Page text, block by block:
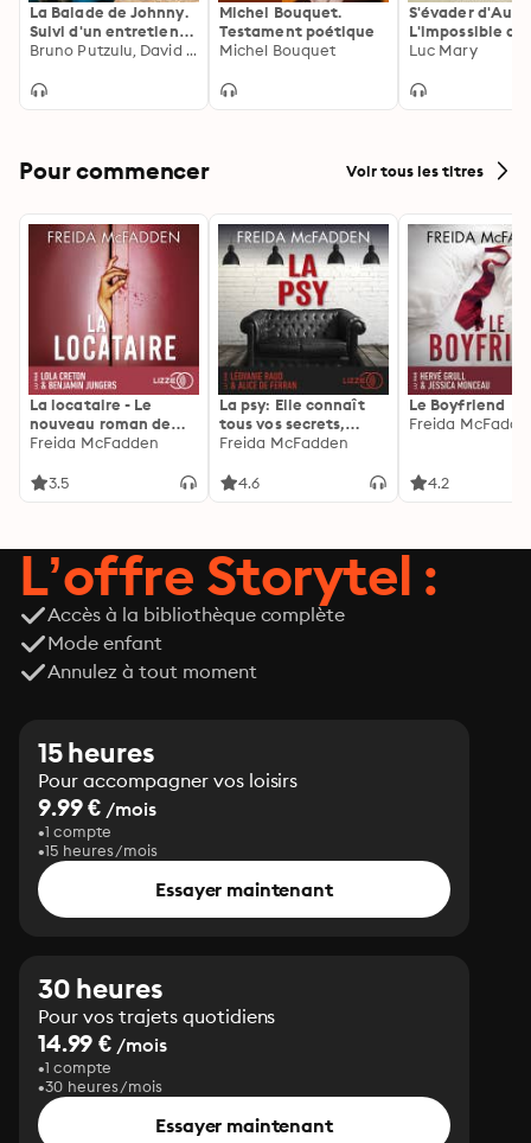
La Balade de Johnny.
Suivi d'un entretien
avec Bruno Putzulu Bruno Putzulu, David Rautureau
Michel Bouquet.
Testament poétique
Michel Bouquet
S'évader
L'impossible
héros oubliés
Luc Mary
Pour commencer Voir tous les titres
La locataire - Le
nouveau roman de
l'autrice de La femme
Freida McFadden
3.5
La psy: Elle connaît
tous vos secrets,
découvrez les siens ...
Freida McFadden
4.6
Le Boyfriend
Freida
4.2
L’offre Storytel :
Accès à la bibliothèque complète
Mode enfant
Annulez à tout moment
15 heures
Pour accompagner vos loisirs
9.99 € /mois
1 compte
15 heures/mois
Essayer maintenant
30 heures
Pour vos trajets quotidiens
14.99 € /mois
1 compte
30 heures/mois
Essayer maintenant